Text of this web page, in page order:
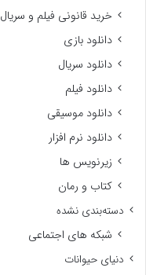
خرید قانونی فیلم و سریال
دانلود بازی
دانلود سریال
دانلود فیلم
دانلود موسیقی
دانلود نرم افزار
زیرنویس ها
کتاب و رمان
دسته‌بندی نشده
شبکه های اجتماعی
دنیای حیوانات